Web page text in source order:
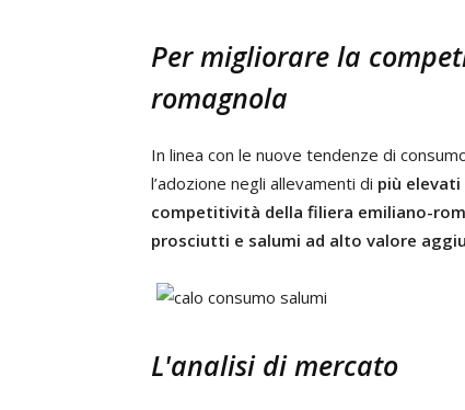
Per migliorare la
romagnola
In linea con le nuove tendenze di
l’adozione negli allevamenti di più
competitività della filiera emiliano-
prosciutti e salumi ad alto valore
L'analisi di mercato